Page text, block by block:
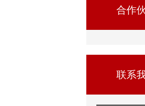
合作
联系